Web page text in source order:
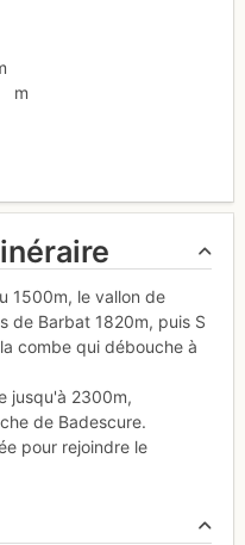
m
1500m, le vallon de
de Barbat 1820m, puis S
combe qui débouche à
jusqu'à 2300m,
de Badescure.
pour rejoindre le